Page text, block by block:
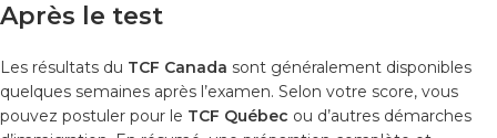
Après le test
Les résultats du TCF Canada sont généralement disponibles
quelques semaines après l’examen. Selon votre score, vous
pouvez postuler pour le TCF Québec ou d’autres démarches